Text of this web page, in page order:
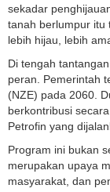
sekadar
tanah berlumpur itu
lebih hijau, lebih
Di tengah
peran. Pemerintah
(NZE) pada 2060.
berkontribusi
Petrofin yang
Program ini bukan
merupakan upaya
masyarakat, dan